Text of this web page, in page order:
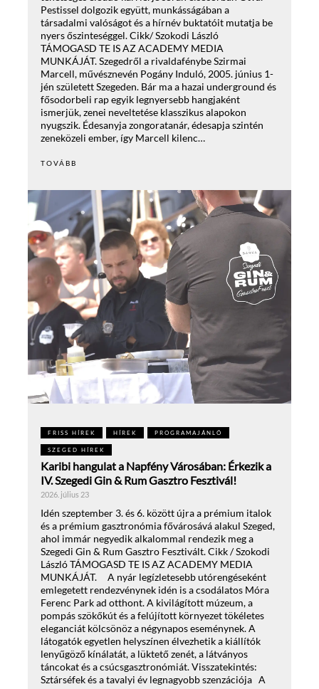
Pestissel dolgozik együtt, munkásságában a
társadalmi valóságot és a hírnév buktatóit mutatja be
nyers őszinteséggel. Cikk/ Szokodi László
TÁMOGASD TE IS AZ ACADEMY MEDIA
MUNKÁJÁT. Szegedről a rivaldafénybe Szirmai
Marcell, művésznevén Pogány Induló, 2005. június 1-
jén született Szegeden. Bár ma a hazai underground és
fősodorbeli rap egyik legnyersebb hangjaként
ismerjük, zenei neveltetése klasszikus alapokon
nyugszik. Édesanyja zongoratanár, édesapja szintén
zeneközeli ember, így Marcell kilenc…
TOVÁBB
FRISS HÍREK HÍREK PROGRAMAJÁNLÓ
SZEGED HÍREK
Karibi hangulat a Napfény Városában: Érkezik a
IV. Szegedi Gin & Rum Gasztro Fesztivál!
2026. július 23
Idén szeptember 3. és 6. között újra a prémium italok
és a prémium gasztronómia fővárosává alakul Szeged,
ahol immár negyedik alkalommal rendezik meg a
Szegedi Gin & Rum Gasztro Fesztivált. Cikk / Szokodi
László TÁMOGASD TE IS AZ ACADEMY MEDIA
MUNKÁJÁT. A nyár legízletesebb utórengéseként
emlegetett rendezvénynek idén is a csodálatos Móra
Ferenc Park ad otthont. A kivilágított múzeum, a
pompás szökőkút és a felújított környezet tökéletes
eleganciát kölcsönöz a négynapos eseménynek. A
látogatók egyetlen helyszínen élvezhetik a kiállítók
lenyűgöző kínálatát, a lüktető zenét, a látványos
táncokat és a csúcsgasztronómiát. Visszatekintés:
Sztárséfek és a tavalyi év legnagyobb szenzációja A